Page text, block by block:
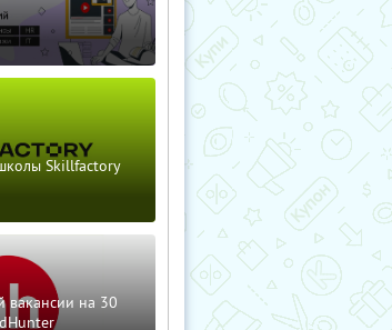
Skillfactory
вакансии на 30